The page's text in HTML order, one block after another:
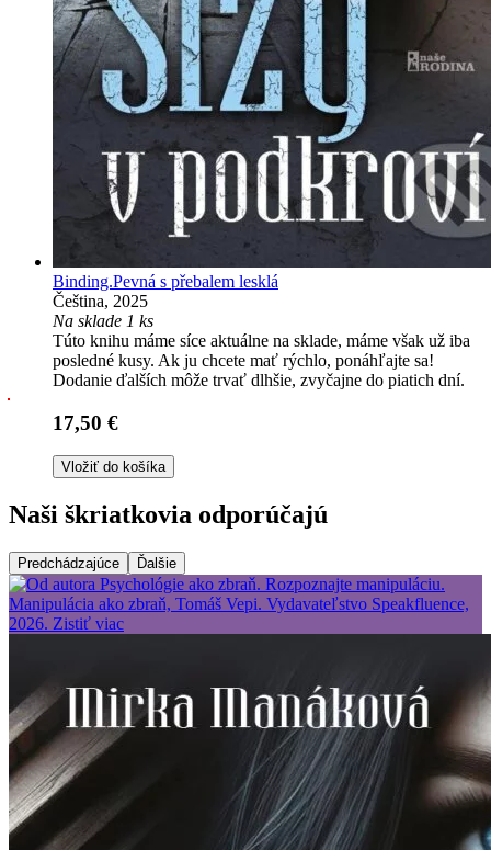
Binding.Pevná s přebalem lesklá
Čeština, 2025
Na sklade 1 ks
Túto knihu máme síce aktuálne na sklade, máme však už iba
posledné kusy. Ak ju chcete mať rýchlo, ponáhľajte sa!
Dodanie ďalších môže trvať dlhšie, zvyčajne do piatich dní.
17,50 €
Vložiť do košíka
Naši škriatkovia odporúčajú
Predchádzajúce Ďalšie